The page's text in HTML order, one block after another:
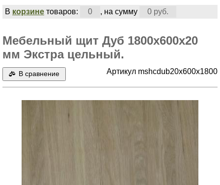
В корзинетоваров: 0 , на сумму 0 руб.
Мебельный щит Дуб 1800х600х20
мм Экстра цельный.
В сравнение Артикул mshcdub20x600x1800